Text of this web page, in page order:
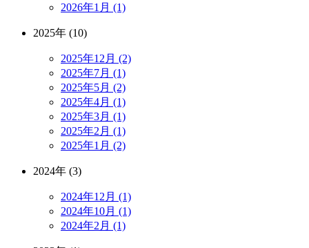
2026年1月 (1)
2025年 (10)
2025年12月 (2)
2025年7月 (1)
2025年5月 (2)
2025年4月 (1)
2025年3月 (1)
2025年2月 (1)
2025年1月 (2)
2024年 (3)
2024年12月 (1)
2024年10月 (1)
2024年2月 (1)